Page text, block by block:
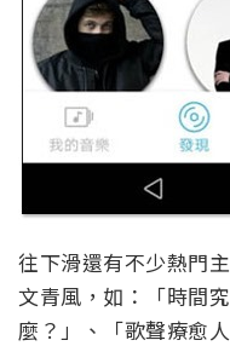
往下滑還有不少熱門
文青風，如：「時間
麼？」、「歌聲療愈